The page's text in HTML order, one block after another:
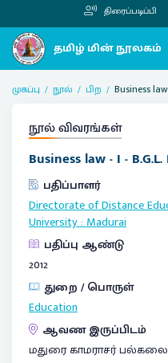
திரைப்படிப்பி
முகப்பு நூல் பிற Business
நூல் விவரங்கள்
Business law - I -
பதிப்பாளர்
Directorate of Distance
University:Madurai
பதிப்பு ஆண்டு
2012
துறை / பொருள்
Education
ஆவண இருப்பிடம்
மதுரை காமராசர்